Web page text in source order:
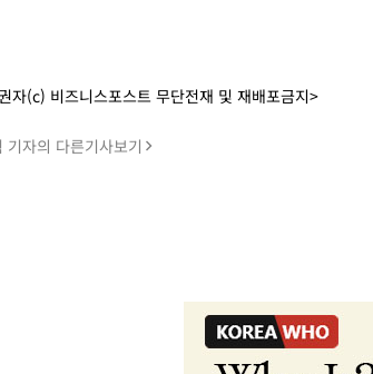
자(c) 비즈니스포스트 무단전재 및 재배포금지>
기자의 다른기사보기